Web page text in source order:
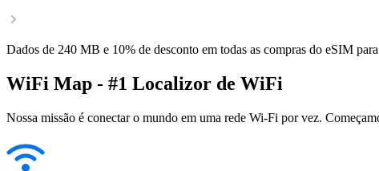
Dados de 240 MB e 10% de desconto em todas as compras do eSIM
WiFi Map - #1 Localizor de WiFi
Nossa missão é conectar o mundo em uma rede Wi-Fi por vez.